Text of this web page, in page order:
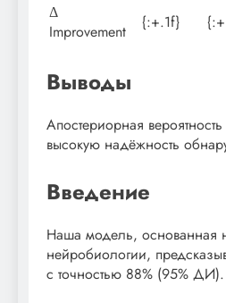
Δ
Improvement
{:+.1f}
Выводы
Апостериорная
высокую надёжность
Введение
Наша модель, основанная
нейробиологии,
с точностью 88% (95% ДИ).